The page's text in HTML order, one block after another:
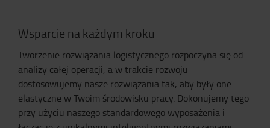
Wsparcie na każdym kroku
Tworzenie rozwiązania logistycznego rozpoczyna się od
analizy całej operacji, a w trakcie rozwoju
dostosowujemy nasze rozwiązania tak, aby były one
elastyczne w Twoim środowisku pracy. Dokonujemy tego
przy użyciu naszego standardowego wyposażenia i